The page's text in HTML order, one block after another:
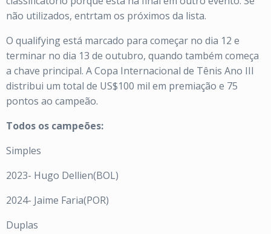
não utilizados, entrtam os próximos da lista.
O qualifying está marcado para começar no dia 12 e
terminar no dia 13 de outubro, quando também começa
a chave principal. A Copa Internacional de Tênis Ano III
distribui um total de US$100 mil em premiação e 75
pontos ao campeão.
Todos os campeões:
Simples
2023- Hugo Dellien(BOL)
2024- Jaime Faria(POR)
Duplas